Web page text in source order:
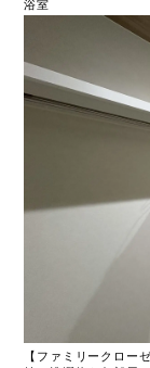
浴室
【ファミリークロー